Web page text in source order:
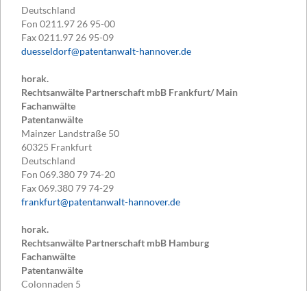
Deutschland
Fon 0211.97 26 95-00
Fax0211.97 26 95-09
duesseldorf@patentanwalt-hannover.de
horak.
Rechtsanwälte Partnerschaft mbB Frankfurt/ Main
Fachanwälte
Patentanwälte
Mainzer Landstraße 50
60325 Frankfurt
Deutschland
Fon 069.380 79 74-20
Fax069.380 79 74-29
frankfurt@patentanwalt-hannover.de
horak.
Rechtsanwälte Partnerschaft mbB Hamburg
Fachanwälte
Patentanwälte
Colonnaden 5